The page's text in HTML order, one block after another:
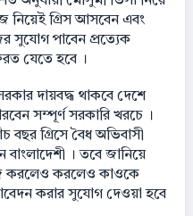
নিয়েই গ্রিস আসবেন এবং
সুযোগ পাবেন প্রত্যেক
যেতে হবে ।
দায়বদ্ধ থাকবে দেশে
সম্পূর্ণ সরকারি খরচে ।
বছর গ্রিসে বৈধ অভিবাসী
। তবে জানিয়ে
করলেও করলেও কাওকে
করার সুযোগ দেওয়া হবে